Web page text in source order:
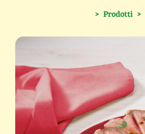
> Prodotti >